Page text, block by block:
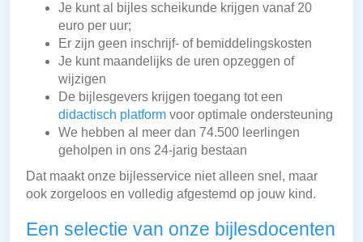
Je kunt al bijles scheikunde krijgen vanaf 20
euro per uur;
Er zijn geen inschrijf- of bemiddelingskosten
Je kunt maandelijks de uren opzeggen of
wijzigen
De bijlesgevers krijgen toegang tot een
didactisch platform voor optimale ondersteuning
We hebben al meer dan 74.500 leerlingen
geholpen in ons 24-jarig bestaan
Dat maakt onze bijlesservice niet alleen snel, maar
ook zorgeloos en volledig afgestemd op jouw kind.
Een selectie van onze bijlesdocenten